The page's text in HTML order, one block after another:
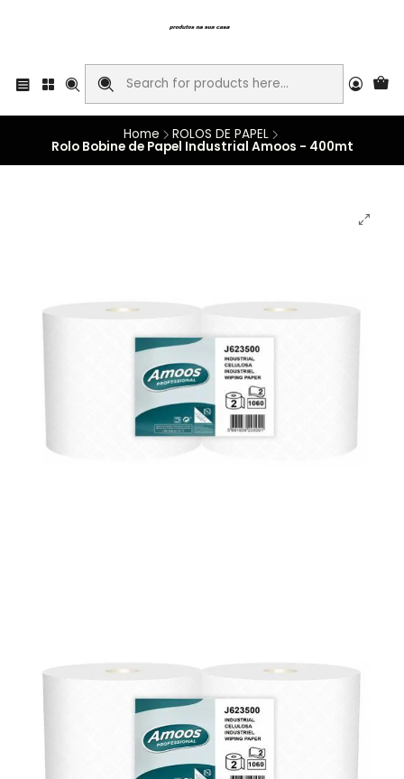
Home ROLOS DE PAPEL
Rolo Bobine de Papel Industrial Amoos - 400mt